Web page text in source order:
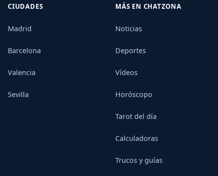
CIUDADES
Madrid
Barcelona
Valencia
Sevilla
MÁS EN CHATZONA
Noticias
Deportes
Vídeos
Horóscopo
Tarot del día
Calculadoras
Trucos y guías